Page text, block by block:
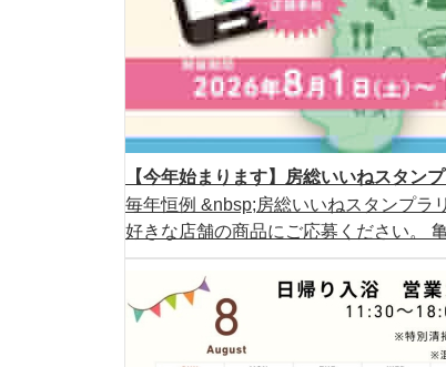
【今年始まります】房総いいねスタ
毎年恒例 &nbsp;房総いいねスタンプラ
好きな店舗の商品にご応募ください。